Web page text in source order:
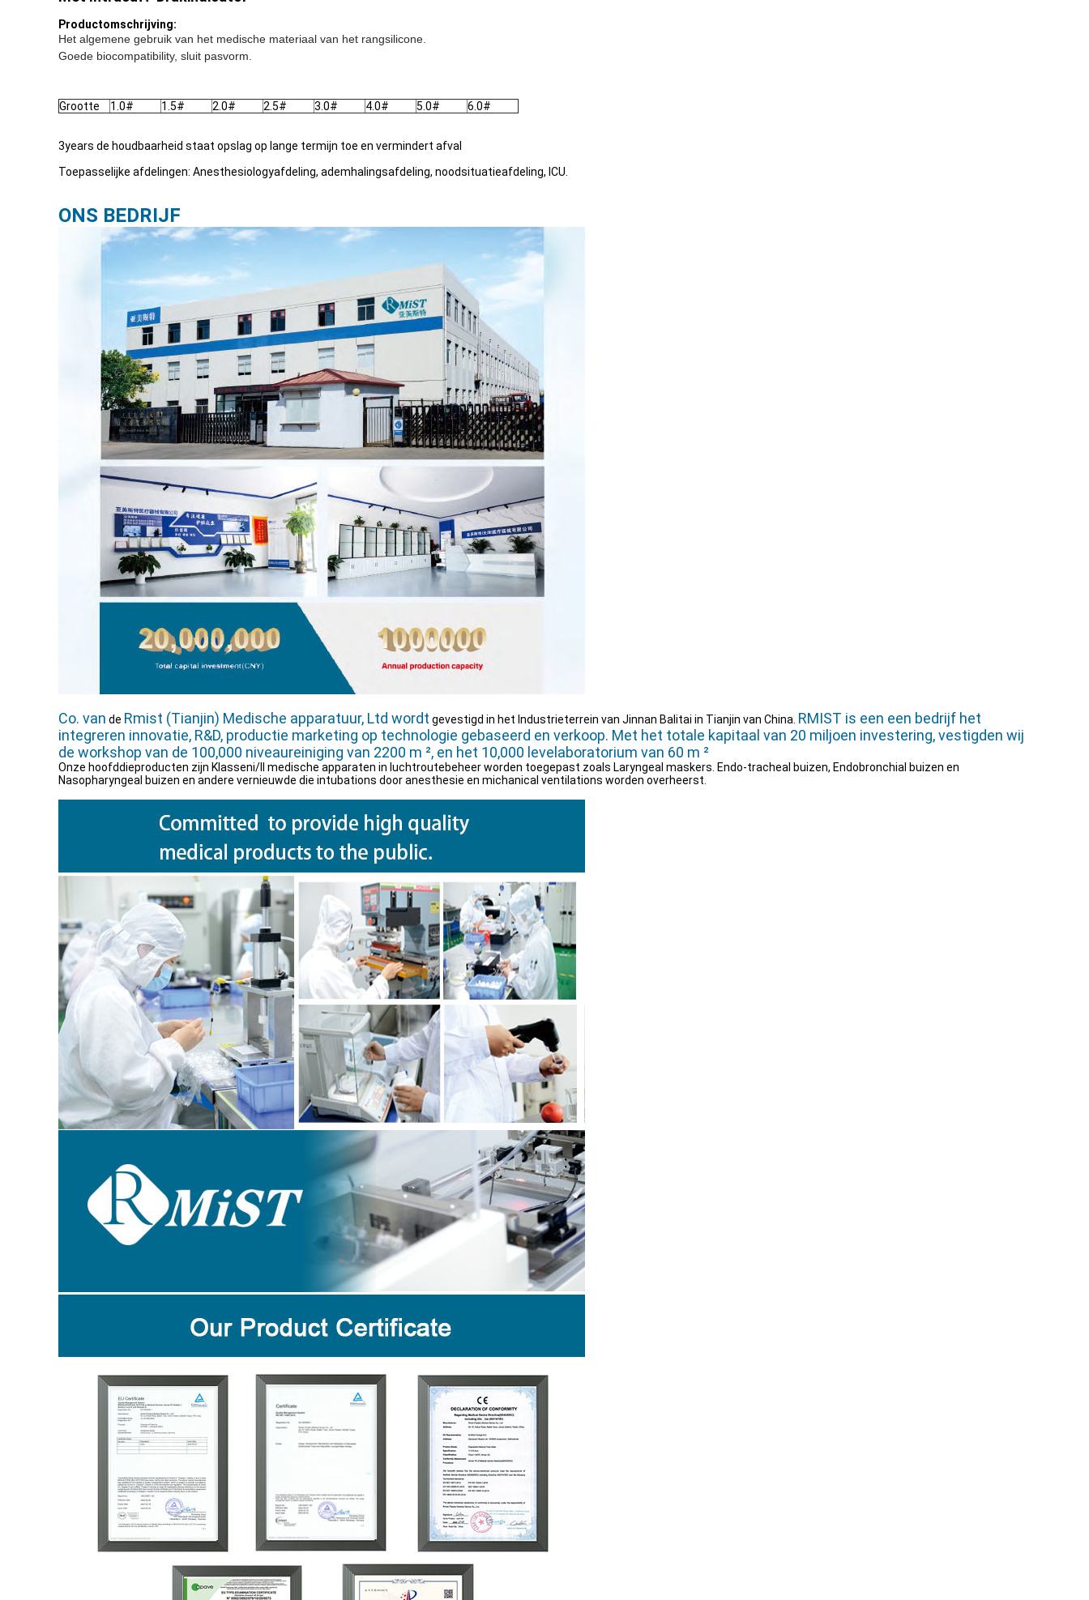
Productomschrijving:
Het algemene gebruik van het medische materiaal van het rangsilicone.
Goede biocompatibility, sluit pasvorm.
Grootte 1.0# 1.5# 2.0# 2.5# 3.0# 4.0# 5.0# 6.0#
3years de houdbaarheid staat opslag op lange termijn toe en vermindert afval
Toepasselijke afdelingen: Anesthesiologyafdeling, ademhalingsafdeling, noodsituatieafdeling, ICU.
ONS BEDRIJF
Co. van de Rmist (Tianjin) Medische apparatuur, Ltd wordt gevestigd in het Industrieterrein van Jinnan Balitai in Tianjin van China. RMIST is een een bedrijf het
integreren innovatie, R&D, productie marketing op technologie gebaseerd en verkoop. Met het totale kapitaal van 20 miljoen investering, vestigden wij
de workshop van de 100,000 niveaureiniging van 2200 m ², en het 10,000 levelaboratorium van 60 m ²
Onze hoofddieproducten zijn Klasseni/ll medische apparaten in luchtroutebeheer worden toegepast zoals Laryngeal maskers. Endo-tracheal buizen, Endobronchial buizen en
Nasopharyngeal buizen en andere vernieuwde die intubations door anesthesie en michanical ventilations worden overheerst.